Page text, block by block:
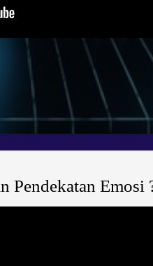
Pendekatan Emosi